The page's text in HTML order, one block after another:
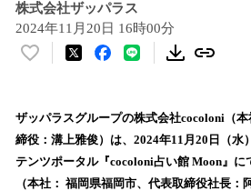
株式会社ザッパラス
2024年11月20日 16時00分
い
！
数
を
読
ザッパラスグループの株式会社cocoloni（
締役：溝上雅俊）は、2024年11月20日（水
テンツポータル『cocoloni占い館 Moon』に
（本社： 福岡県福岡市、代表取締役社長：